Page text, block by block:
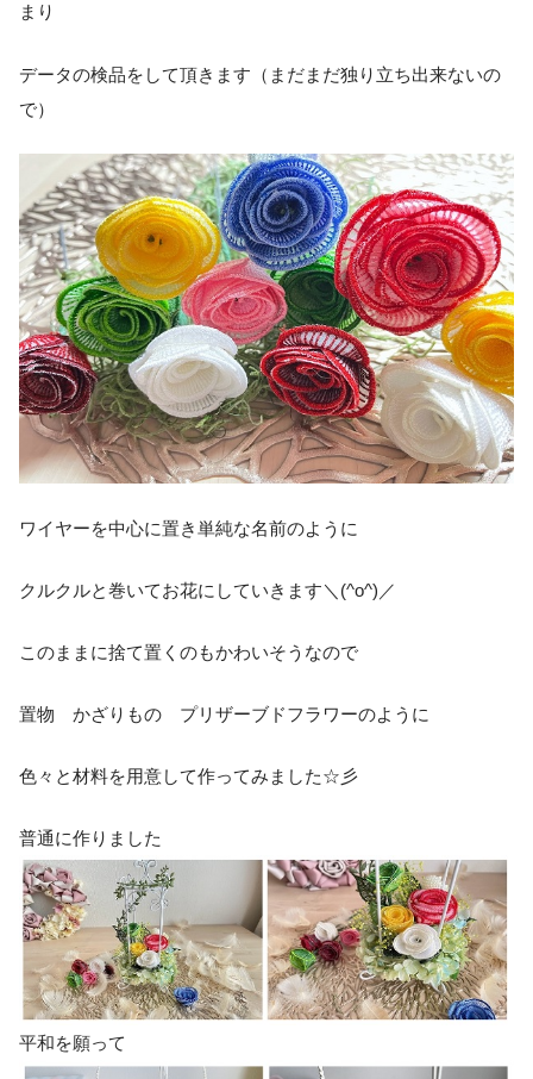
まり
データの検品をして頂きます（まだまだ独り立ち出来ないの
で）
ワイヤーを中心に置き単純な名前のように
クルクルと巻いてお花にしていきます＼(^o^)／
このままに捨て置くのもかわいそうなので
置物 かざりもの プリザーブドフラワーのように
色々と材料を用意して作ってみました☆彡
普通に作りました
平和を願って